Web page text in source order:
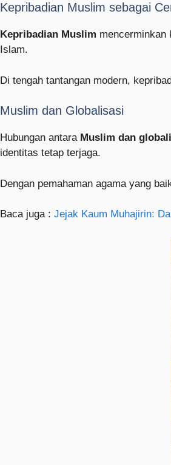
Kepribadian Muslim sebagai
Kepribadian Muslim mencerminkan
Islam.
Di tengah tantangan modern,
Muslim dan Globalisasi
Hubungan antara Muslim dan
identitas tetap terjaga.
Dengan pemahaman agama yang
Baca juga : Jejak Kaum Muhajirin: